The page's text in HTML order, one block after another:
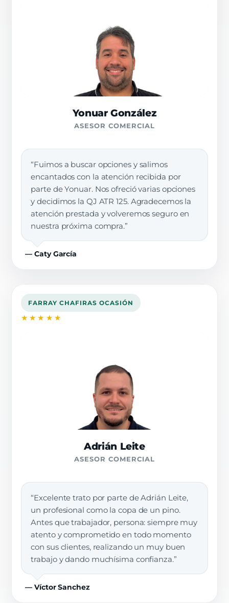
Yonuar González
ASESOR COMERCIAL
“Fuimos a buscar opciones y salimos
encantados con la atención recibida por
parte de Yonuar. Nos ofreció varias opciones
y decidimos la QJ ATR 125. Agradecemos la
atención prestada y volveremos seguro en
nuestra próxima compra.”
— Caty García
FARRAY CHAFIRAS OCASIÓN
★★★★★
Adrián Leite
ASESOR COMERCIAL
“Excelente trato por parte de Adrián Leite,
un profesional como la copa de un pino.
Antes que trabajador, persona: siempre muy
atento y comprometido en todo momento
con sus clientes, realizando un muy buen
trabajo y dando muchísima confianza.”
— Víctor Sanchez